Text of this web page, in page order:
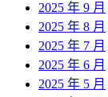
2025 年 9 月
2025 年 8 月
2025 年 7 月
2025 年 6 月
2025 年 5 月